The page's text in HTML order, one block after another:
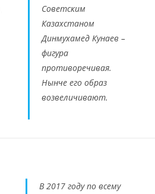
Советским
Казахстаном
Динмухамед Кунаев –
фигура
противоречивая.
Нынче его образ
возвеличивают.
В 2017 году по всему